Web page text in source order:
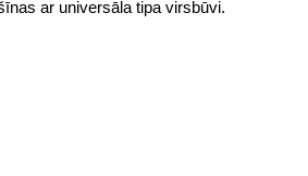
ar universāla tipa virsbūvi.